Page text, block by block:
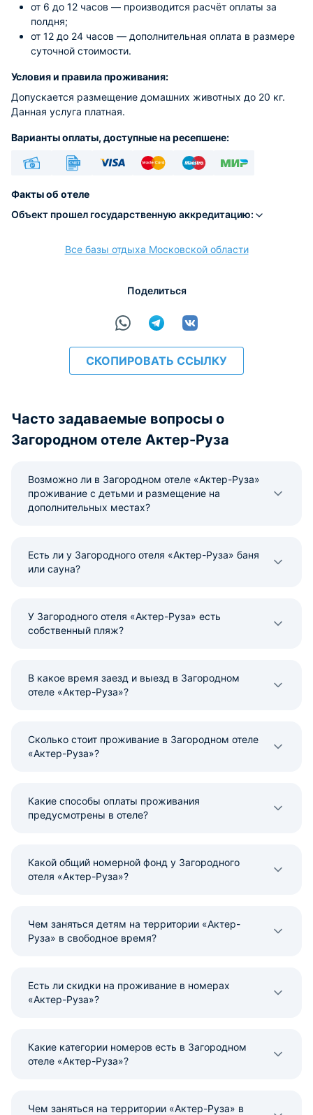
от 6 до 12 часов — производится расчёт оплаты за
полдня;
от 12 до 24 часов — дополнительная оплата в размере
суточной стоимости.
Условия и правила проживания:
Допускается размещение домашних животных до 20 кг.
Данная услуга платная.
Варианты оплаты, доступные на ресепшене:
расчёт
Факты об отеле
Объект прошел государственную аккредитацию:
Все базы отдыха Московской области
Поделиться
СКОПИРОВАТЬ ССЫЛКУ
Часто задаваемые вопросы о
Загородном отеле Актер-Руза
Возможно ли в Загородном отеле «Актер-Руза»
проживание с детьми и размещение на
дополнительных местах?
Есть ли у Загородного отеля «Актер-Руза» баня
или сауна?
У Загородного отеля «Актер-Руза» есть
собственный пляж?
В какое время заезд и выезд в Загородном
отеле «Актер-Руза»?
Сколько стоит проживание в Загородном отеле
«Актер-Руза»?
Какие способы оплаты проживания
предусмотрены в отеле?
Какой общий номерной фонд у Загородного
отеля «Актер-Руза»?
Чем заняться детям на территории «Актер-
Руза» в свободное время?
Есть ли скидки на проживание в номерах
«Актер-Руза»?
Какие категории номеров есть в Загородном
отеле «Актер-Руза»?
Чем заняться на территории «Актер-Руза» в